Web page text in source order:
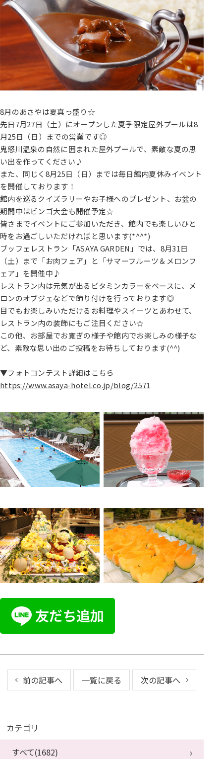
8月のあさやは夏真っ盛り☆
先日7月27日（土）にオープンした夏季限定屋外プールは8
月25日（日）までの営業です◎
鬼怒川温泉の自然に囲まれた屋外プールで、素敵な夏の思
い出を作ってください♪
また、同じく8月25日（日）までは毎日館内夏休みイベント
を開催しております！
館内を巡るクイズラリーやお子様へのプレゼント、お盆の
期間中はビンゴ大会も開催予定☆
皆さまでイベントにご参加いただき、館内でも楽しいひと
時をお過ごしいただければと思います(*^^*)
ブッフェレストラン「ASAYA GARDEN」では、8月31日
（土）まで「お肉フェア」と「サマーフルーツ＆メロンフ
ェア」を開催中♪
レストラン内は元気が出るビタミンカラーをベースに、メ
ロンのオブジェなどで飾り付けを行っております◎
目でもお楽しみいただけるお料理やスイーツとあわせて、
レストラン内の装飾にもご注目ください☆
この他、お部屋でお寛ぎの様子や館内でお楽しみの様子な
ど、素敵な思い出のご投稿をお待ちしております(^^)
▼フォトコンテスト詳細はこちら
https://www.asaya-hotel.co.jp/blog/2571
前の記事へ 一覧に戻る 次の記事へ
カテゴリ
すべて(1682)